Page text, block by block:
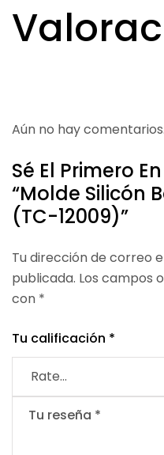
Aún no hay comentarios.
Sé El Primero
“Molde Silicón
(TC-12009)”
Tu dirección de correo
publicada. Los campos
con *
Tu calificación *